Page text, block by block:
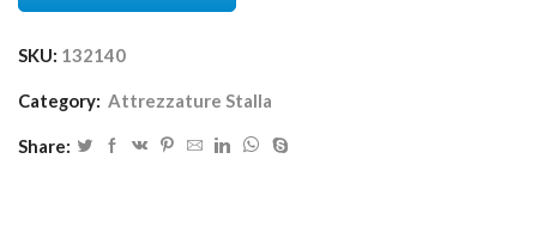
SKU: 132140
Category: Attrezzature Stalla
Share: